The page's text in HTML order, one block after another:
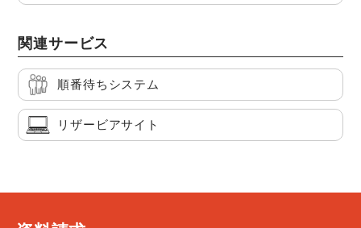
関連サービス
順番待ちシステム
リザービアサイト